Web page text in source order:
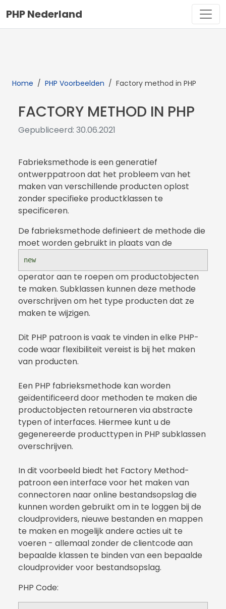
PHP Nederland
Home / PHP Voorbeelden / Factory method in PHP
FACTORY METHOD IN PHP
Gepubliceerd: 30.06.2021
Fabrieksmethode is een generatief
ontwerppatroon dat het probleem van het
maken van verschillende producten oplost
zonder specifieke productklassen te
specificeren.
De fabrieksmethode definieert de methode die
moet worden gebruikt in plaats van de
new
operator aan te roepen om productobjecten
te maken. Subklassen kunnen deze methode
overschrijven om het type producten dat ze
maken te wijzigen.
Dit PHP patroon is vaak te vinden in elke PHP-
code waar flexibiliteit vereist is bij het maken
van producten.
Een PHP fabrieksmethode kan worden
geïdentificeerd door methoden te maken die
productobjecten retourneren via abstracte
typen of interfaces. Hiermee kunt u de
gegenereerde producttypen in PHP subklassen
overschrijven.
In dit voorbeeld biedt het Factory Method-
patroon een interface voor het maken van
connectoren naar online bestandsopslag die
kunnen worden gebruikt om in te loggen bij de
cloudproviders, nieuwe bestanden en mappen
te maken en mogelijk andere acties uit te
voeren - allemaal zonder de clientcode aan
bepaalde klassen te binden van een bepaalde
cloudprovider voor bestandsopslag.
PHP Code: